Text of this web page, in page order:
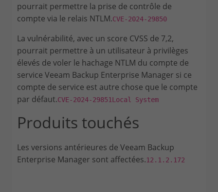
pourrait permettre la prise de contrôle de
compte via le relais NTLM.CVE-2024-29850
La vulnérabilité, avec un score CVSS de 7,2,
pourrait permettre à un utilisateur à privilèges
élevés de voler le hachage NTLM du compte de
service Veeam Backup Enterprise Manager si ce
compte de service est autre chose que le compte
par défaut.CVE-2024-29851Local System
Produits touchés
Les versions antérieures de Veeam Backup
Enterprise Manager sont affectées.12.1.2.172